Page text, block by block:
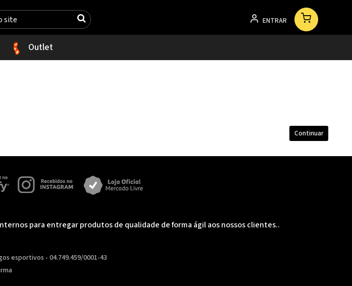
ENTRAR
Outlet
Continuar
para entregar produtos de qualidade de forma ágil aos nossos clientes..
esportivos - 04.749.459/0001-43